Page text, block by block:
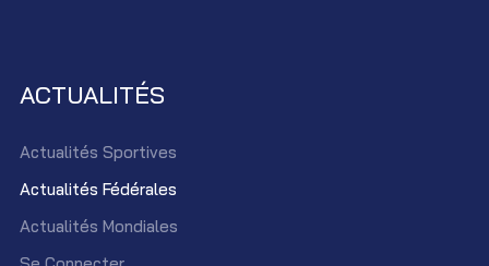
ACTUALITÉS
Actualités Sportives
Actualités Fédérales
Actualités Mondiales